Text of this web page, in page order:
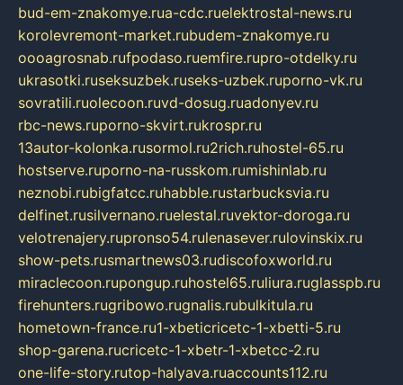
bud-em-znakomye.rua-cdc.ruelektrostal-news.ru
korolevremont-market.rubudem-znakomye.ru
oooagrosnab.rufpodaso.ruemfire.rupro-otdelky.ru
ukrasotki.ruseksuzbek.ruseks-uzbek.ruporno-vk.ru
sovratili.ruolecoon.ruvd-dosug.ruadonyev.ru
rbc-news.ruporno-skvirt.rukrospr.ru
13autor-kolonka.rusormol.ru2rich.ruhostel-65.ru
hostserve.ruporno-na-russkom.rumishinlab.ru
neznobi.rubigfatcc.ruhabble.rustarbucksvia.ru
delfinet.rusilvernano.ruelestal.ruvektor-doroga.ru
velotrenajery.rupronso54.rulenasever.rulovinskix.ru
show-pets.rusmartnews03.rudiscofoxworld.ru
miraclecoon.rupongup.ruhostel65.ruliura.ruglasspb.ru
firehunters.rugribowo.rugnalis.rubulkitula.ru
hometown-france.ru1-xbeticricetc-1-xbetti-5.ru
shop-garena.rucricetc-1-xbetr-1-xbetcc-2.ru
one-life-story.rutop-halyava.ruaccounts112.ru